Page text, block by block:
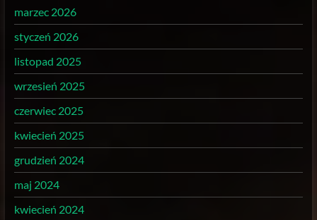
marzec 2026
styczeń 2026
listopad 2025
wrzesień 2025
czerwiec 2025
kwiecień 2025
grudzień 2024
maj 2024
kwiecień 2024